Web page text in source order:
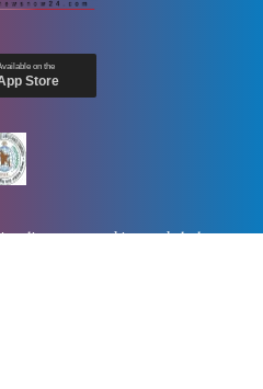
on the
Store
news portal in Bangladesh.